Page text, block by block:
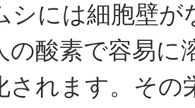
シには細胞壁
の酸素で容易に
されます。その